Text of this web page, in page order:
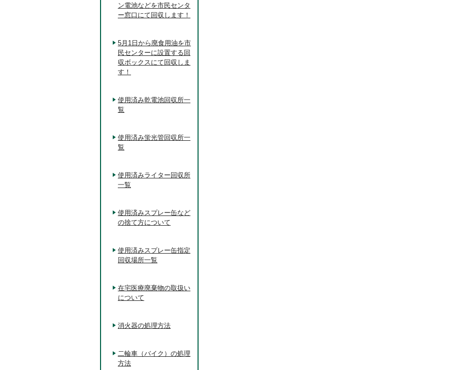
ン電池などを市民センタ
ー窓口にて回収します！
5月1日から廃食用油を市
民センターに設置する回
収ボックスにて回収しま
す！
使用済み乾電池回収所一
覧
使用済み蛍光管回収所一
覧
使用済みライター回収所
一覧
使用済みスプレー缶など
の捨て方について
使用済みスプレー缶指定
回収場所一覧
在宅医療廃棄物の取扱い
について
消火器の処理方法
二輪車（バイク）の処理
方法